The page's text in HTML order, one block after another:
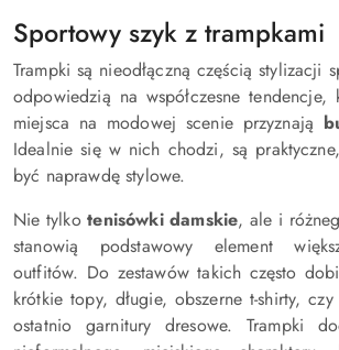
Sportowy szyk z trampkami
Trampki są nieodłączną częścią stylizacji
odpowiedzią na współczesne
miejsca na modowej scenie przyznają
Idealnie się w nich chodzi, są
być naprawdę stylowe.
Nie tylkotenisówki damskie, ale i
stanowią podstawowy element
outfitów. Do zestawów takich często
krótkie topy, długie, obszerne t-shirty,
ostatnio garnitury dresowe. Trampki